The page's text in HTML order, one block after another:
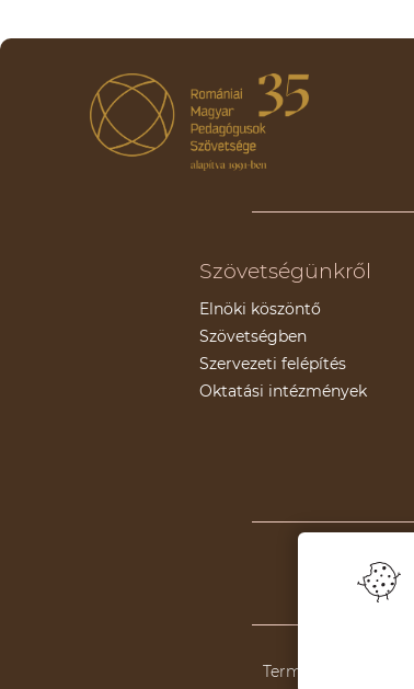
Szövetségünkről
Elnöki köszöntő
Szövetségben
Szervezeti felépítés
Oktatási intézmények
Támogatók
Termeni și condiții